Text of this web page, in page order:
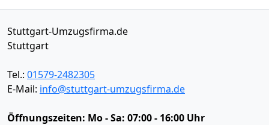
Stuttgart-Umzugsfirma.de
Stuttgart
Tel.: 01579-2482305
E-Mail: info@stuttgart-umzugsfirma.de
Öffnungszeiten: Mo - Sa: 07:00 - 16:00 Uhr